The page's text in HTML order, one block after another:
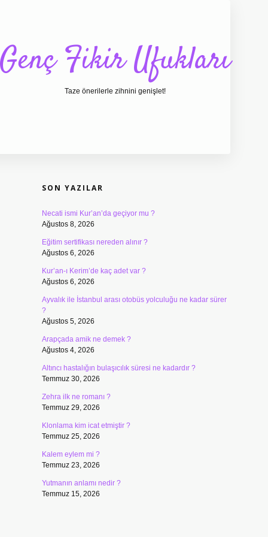
Genç Fikir Ufukları
Taze önerilerle zihnini genişlet!
SON YAZILAR
Necati ismi Kur’an’da geçiyor mu ?
Ağustos 8, 2026
Eğitim sertifikası nereden alınır ?
Ağustos 6, 2026
Kur’an-ı Kerim’de kaç adet var ?
Ağustos 6, 2026
Ayvalık ile İstanbul arası otobüs yolculuğu ne kadar sürer
?
Ağustos 5, 2026
Arapçada amik ne demek ?
Ağustos 4, 2026
Altıncı hastalığın bulaşıcılık süresi ne kadardır ?
Temmuz 30, 2026
Zehra ilk ne romanı ?
Temmuz 29, 2026
Klonlama kim icat etmiştir ?
Temmuz 25, 2026
Kalem eylem mi ?
Temmuz 23, 2026
Yutmanın anlamı nedir ?
Temmuz 15, 2026